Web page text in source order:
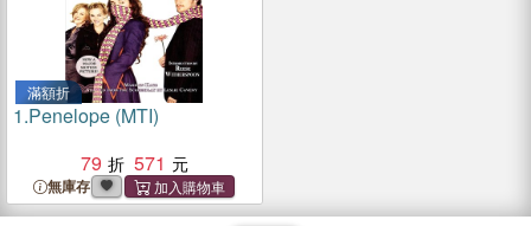
滿額折
1.Penelope (MTI)
79
571
無庫存